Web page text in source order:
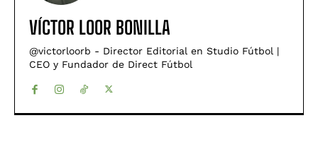
VÍCTOR LOOR BONILLA
@victorloorb - Director Editorial en Studio Fútbol |
CEO y Fundador de Direct Fútbol